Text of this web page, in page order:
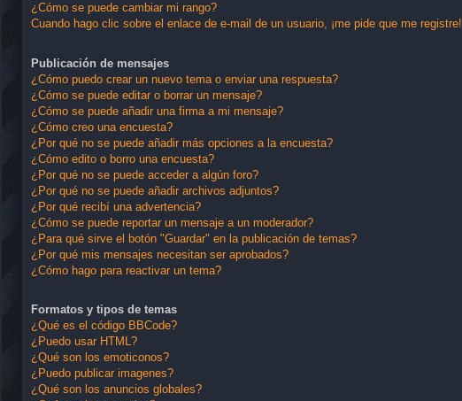
¿Cómo se puede cambiar mi rango?
Cuando hago clic sobre el enlace de e-mail de un usuario, ¡me pide que me registre!
Publicación de mensajes
¿Cómo puedo crear un nuevo tema o enviar una respuesta?
¿Cómo se puede editar o borrar un mensaje?
¿Cómo se puede añadir una firma a mi mensaje?
¿Cómo creo una encuesta?
¿Por qué no se puede añadir más opciones a la encuesta?
¿Cómo edito o borro una encuesta?
¿Por qué no se puede acceder a algún foro?
¿Por qué no se puede añadir archivos adjuntos?
¿Por qué recibí una advertencia?
¿Cómo se puede reportar un mensaje a un moderador?
¿Para qué sirve el botón "Guardar" en la publicación de temas?
¿Por qué mis mensajes necesitan ser aprobados?
¿Cómo hago para reactivar un tema?
Formatos y tipos de temas
¿Qué es el código BBCode?
¿Puedo usar HTML?
¿Qué son los emoticonos?
¿Puedo publicar imagenes?
¿Qué son los anuncios globales?